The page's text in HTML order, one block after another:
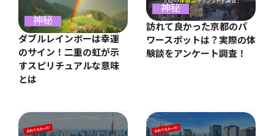
神秘
ダブルレインボーは幸運
のサイン！二重の虹が示
すスピリチュアルな意味
とは
神秘
訪れて良かった京都のパ
ワースポットは？実際の体
験談をアンケート調査！